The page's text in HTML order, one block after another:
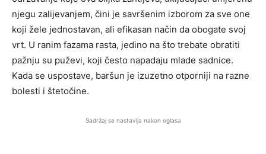
njegu zalijevanjem, čini je savršenim izborom za sve one
koji žele jednostavan, ali efikasan način da obogate svoj
vrt. U ranim fazama rasta, jedino na što trebate obratiti
pažnju su puževi, koji često napadaju mlade sadnice.
Kada se uspostave, baršun je izuzetno otporniji na razne
bolesti i štetočine.
Sadržaj se nastavlja nakon oglasa